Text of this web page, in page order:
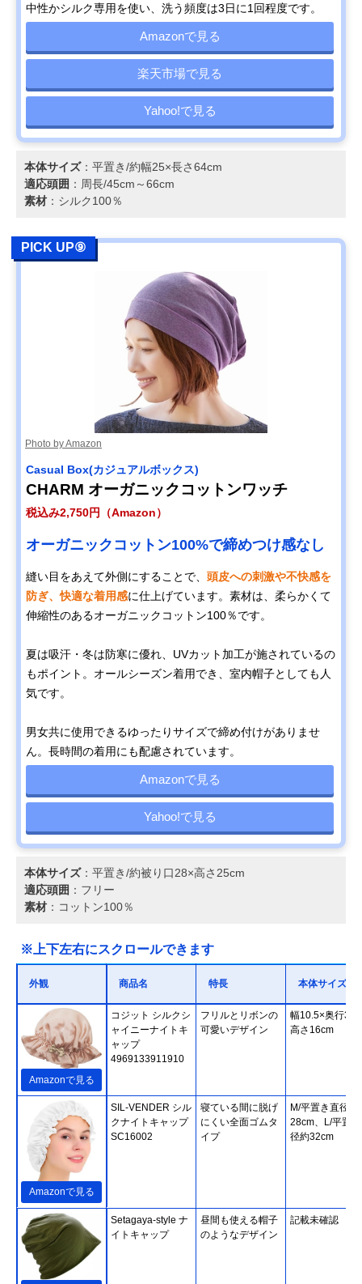
中性かシルク専用を使い、洗う頻度は3日に1回程度です。
Amazonで見る
楽天市場で見る
Yahoo!で見る
本体サイズ：平置き/約幅25×長さ64cm
適応頭囲 ：周長/45cm～66cm
素材 ：シルク100％
PICK UP⑨
Photo by Amazon
Casual Box(カジュアルボックス)
CHARM オーガニックコットンワッチ
税込み2,750円（Amazon）
オーガニックコットン100%で締めつけ感なし
縫い目をあえて外側にすることで、 頭皮への刺激や不快感を
防ぎ、快適な着用感に仕上げています。素材は、柔らかくて
伸縮性のあるオーガニックコットン100％です。
夏は吸汗・冬は防寒に優れ、UVカット加工が施されているの
もポイント。オールシーズン着用でき、室内帽子としても人
気です。
男女共に使用できるゆったりサイズで締め付けがありませ
ん。長時間の着用にも配慮されています。
Amazonで見る
Yahoo!で見る
本体サイズ：平置き/約被り口28×高さ25cm
適応頭囲 ：フリー
素材 ：コットン100％
※上下左右にスクロールできます
外観 商品名 特長 本体サイズ
Amazonで見る
コジット シルクシ
ャイニーナイトキ
ャップ
4969133911910
フリルとリボンの
可愛いデザイン
幅10.5×奥行
高さ16cm
Amazonで見る
SIL-VENDER シル
クナイトキャップ
SC16002
寝ている間に脱げ
にくい全面ゴムタ
イプ
M/平置き直径約
28cm、L/平置
径約32cm
Setagaya-style ナ
イトキャップ
昼間も使える帽子
のようなデザイン
記載未確認